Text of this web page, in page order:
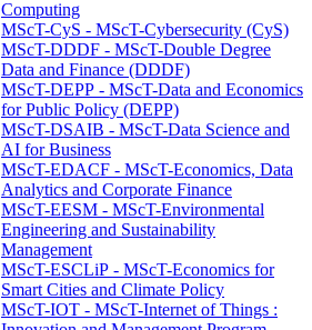
Computing
MScT-CyS - MScT-Cybersecurity (CyS)
MScT-DDDF - MScT-Double Degree
Data and Finance (DDDF)
MScT-DEPP - MScT-Data and Economics
for Public Policy (DEPP)
MScT-DSAIB - MScT-Data Science and
AI for Business
MScT-EDACF - MScT-Economics, Data
Analytics and Corporate Finance
MScT-EESM - MScT-Environmental
Engineering and Sustainability
Management
MScT-ESCLiP - MScT-Economics for
Smart Cities and Climate Policy
MScT-IOT - MScT-Internet of Things :